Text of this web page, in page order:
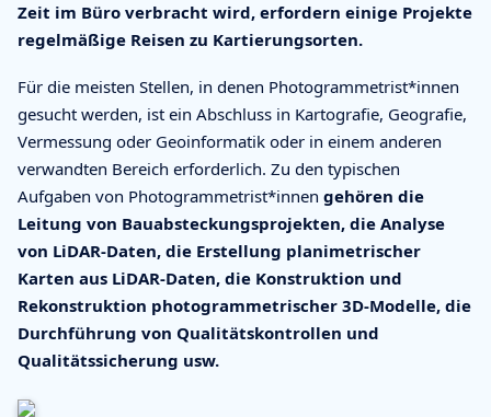
Zeit im Büro verbracht wird, erfordern einige Projekte
regelmäßige Reisen zu Kartierungsorten.
Für die meisten Stellen, in denen Photogrammetrist*innen
gesucht werden, ist ein Abschluss in Kartografie, Geografie,
Vermessung oder Geoinformatik oder in einem anderen
verwandten Bereich erforderlich. Zu den typischen
Aufgaben von Photogrammetrist*innen gehören die
Leitung von Bauabsteckungsprojekten, die Analyse
von LiDAR-Daten, die Erstellung planimetrischer
Karten aus LiDAR-Daten, die Konstruktion und
Rekonstruktion photogrammetrischer 3D-Modelle, die
Durchführung von Qualitätskontrollen und
Qualitätssicherung usw.